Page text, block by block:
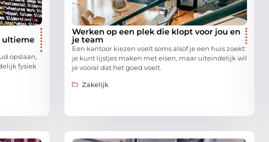
ultieme
opslaan,
fysiek
Werken op een plek die klopt voor jou en
je team
Een kantoor kiezen voelt soms alsof je een huis zoekt:
je kunt lijstjes maken met eisen, maar uiteindelijk wil
je vooral dat het goed voelt.
Zakelijk